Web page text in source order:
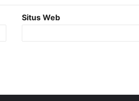
Situs Web